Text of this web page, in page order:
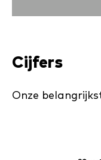
Cijfers
Onze